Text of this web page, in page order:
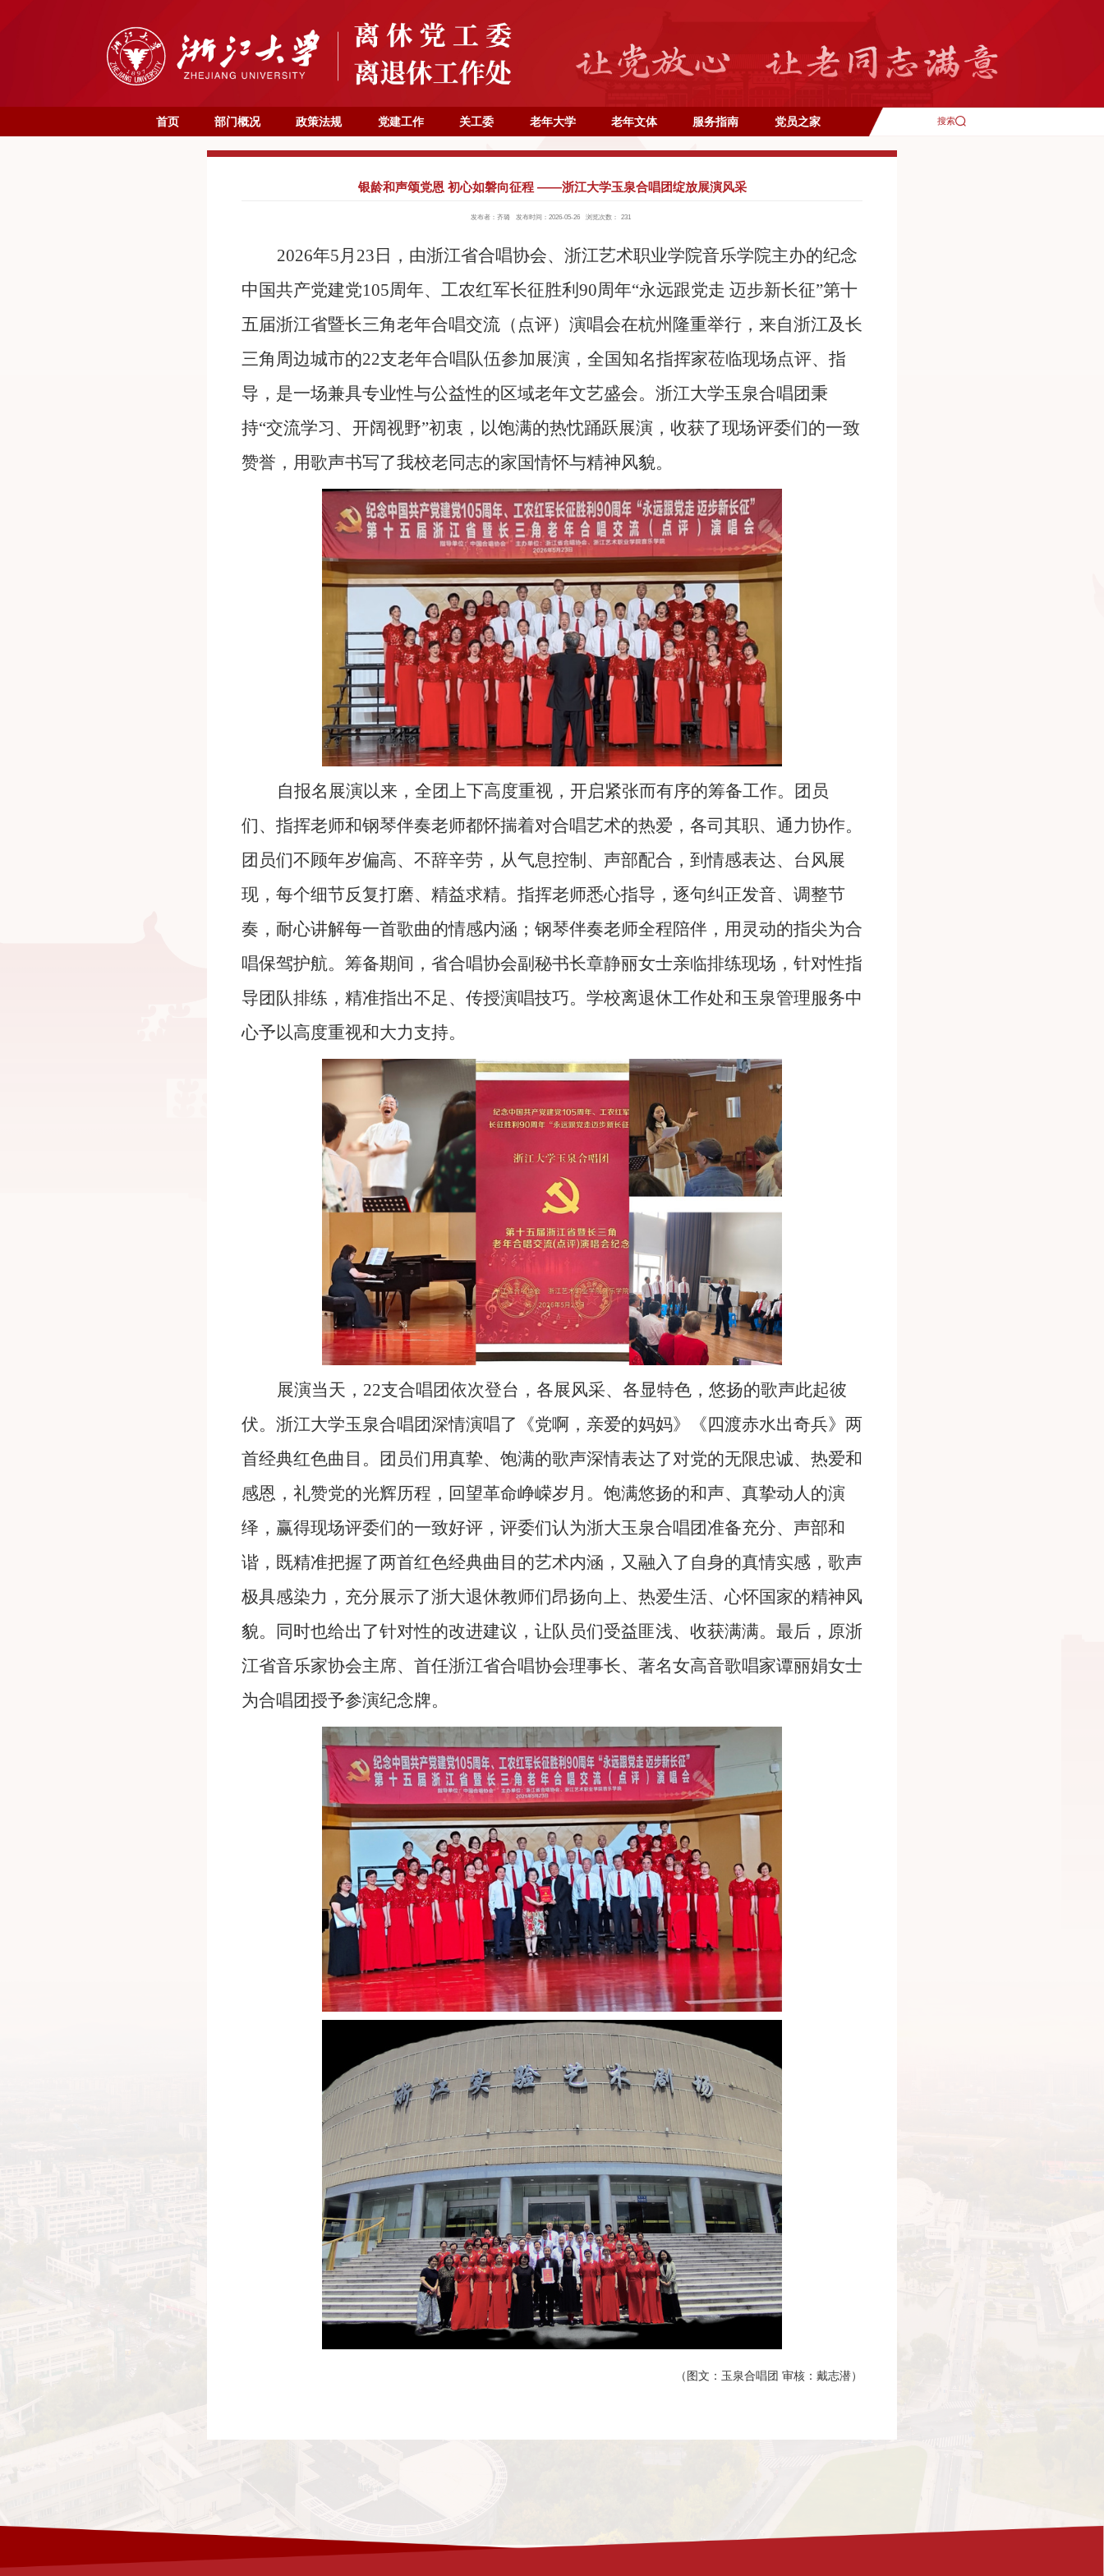
首页 部门概况 政策法规 党建工作 关工委 老年大学 老年文体 服务指南 党员之家 搜索
银龄和声颂党恩 初心如磐向征程 ——浙江大学玉泉合唱团绽放展演风采
发布者：齐璐 发布时间：2026-05-26 浏览次数： 231
2026年5月23日，由浙江省合唱协会、浙江艺术职业学院音乐学院主办的纪念
中国共产党建党105周年、工农红军长征胜利90周年“永远跟党走 迈步新长征”第十
五届浙江省暨长三角老年合唱交流（点评）演唱会在杭州隆重举行，来自浙江及长
三角周边城市的22支老年合唱队伍参加展演，全国知名指挥家莅临现场点评、指
导，是一场兼具专业性与公益性的区域老年文艺盛会。浙江大学玉泉合唱团秉
持“交流学习、 开阔视野”初衷，以饱满的热忱踊跃展演，收获了现场评委们的一致
赞誉，用歌声书写了我校老同志的家国情怀与精神风貌。
自报名展演以来，全团上下高度重视，开启紧张而有序的筹备工作。团员
们、指挥老师和钢琴伴奏老师都怀揣着对合唱艺术的热爱，各司其职、通力协作。
团员们不顾年岁偏高、不辞辛劳，从气息控制、声部配合，到情感表达、台风展
现，每个细节反复打磨、精益求精。指挥老师悉心指导，逐句纠正发音、调整节
奏，耐心讲解每一首歌曲的情感内涵；钢琴伴奏老师全程陪伴，用灵动的指尖为合
唱保驾护航。筹备期间，省合唱协会副秘书长章静丽女士亲临排练现场，针对性指
导团队排练，精准指出不足、传授演唱技巧。 学校离退休工作处和玉泉管理服务中
心予以高度重视和大力支持。
展演当天， 22支合唱团依次登台，各展风采、各显特色，悠扬的歌声此起彼
伏。浙江大学玉泉合唱团深情演唱了《党啊，亲爱的妈妈》《四渡赤水出奇兵》两
首经典红色曲目。团员们用真挚、饱满的歌声深情表达了对党的无限忠诚、热爱和
感恩，礼赞党的光辉历程，回望革命峥嵘岁月。饱满悠扬的和声、真挚动人的演
绎，赢得现场评委们的一致好评，评委们认为浙大玉泉合唱团准备充分、声部和
谐，既精准把握了两首红色经典曲目的艺术内涵，又融入了自身的真情实感，歌声
极具感染力，充分展示了浙大退休教师们昂扬向上、热爱生活、心怀国家的精神风
貌。同时也给出了针对性的改进建议，让队员们受益匪浅、收获满满。最后，原浙
江省音乐家协会主席、首任浙江省合唱协会理事长、著名女高音歌唱家谭丽娟女士
为合唱团授予参演纪念牌。
（图文：玉泉合唱团 审核：戴志潜）